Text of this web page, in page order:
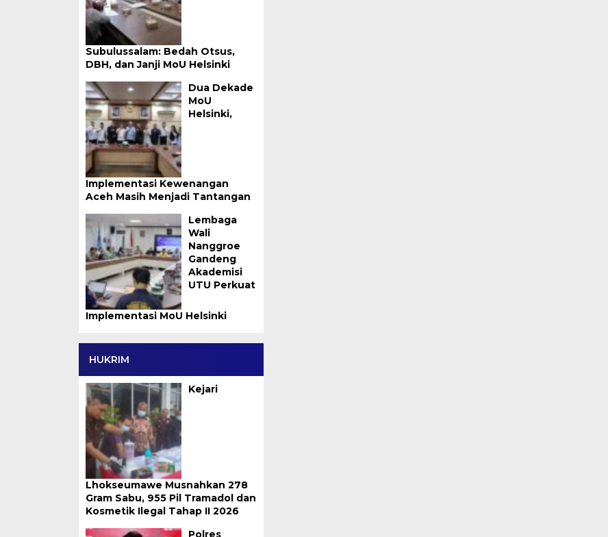
Subulussalam: Bedah Otsus,
DBH, dan Janji MoU Helsinki
Dua Dekade
MoU
Helsinki,
Implementasi Kewenangan
Aceh Masih Menjadi Tantangan
Lembaga
Wali
Nanggroe
Gandeng
Akademisi
UTU Perkuat
Implementasi MoU Helsinki
HUKRIM
Kejari
Lhokseumawe Musnahkan 278
Gram Sabu, 955 Pil Tramadol dan
Kosmetik Ilegal Tahap II 2026
Polres